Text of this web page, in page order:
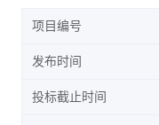
项目编号
发布时间
投标截止时间